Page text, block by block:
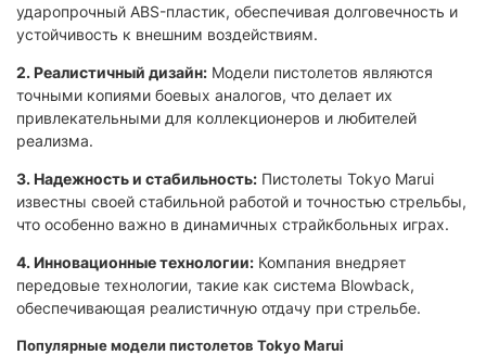
ударопрочный ABS-пластик, обеспечивая долговечность и
устойчивость к внешним воздействиям. ​
2. Реалистичный дизайн: Модели пистолетов являются
точными копиями боевых аналогов, что делает их
привлекательными для коллекционеров и любителей
реализма.​
3. Надежность и стабильность: Пистолеты Tokyo Marui
известны своей стабильной работой и точностью стрельбы,
что особенно важно в динамичных страйкбольных играх.​
4. Инновационные технологии: Компания внедряет
передовые технологии, такие как система Blowback,
обеспечивающая реалистичную отдачу при стрельбе.​
Популярные модели пистолетов Tokyo Marui